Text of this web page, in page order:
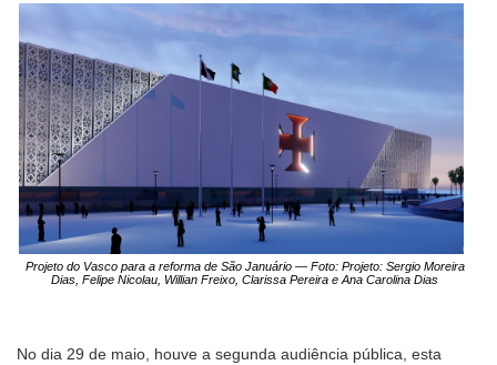
Projeto do Vasco para a reforma de São Januário — Foto: Projeto: Sergio Moreira
Dias, Felipe Nicolau, Willian Freixo, Clarissa Pereira e Ana Carolina Dias
No dia 29 de maio, houve a segunda audiência pública, esta